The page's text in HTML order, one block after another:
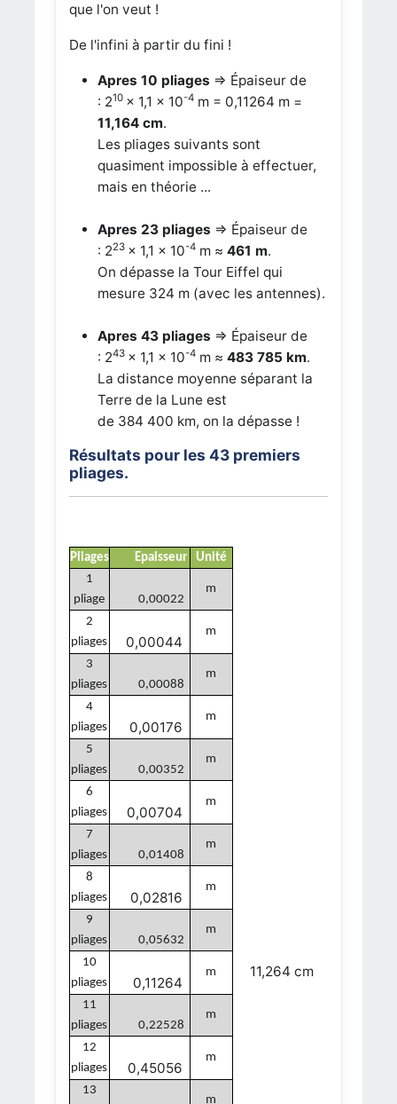
que l'on veut !
De l'infini à partir du fini !
Apres 10 pliages => Épaiseur de
: 210 × 1,1 × 10-4m = 0,11264 m =
11,164 cm.
Les pliages suivants sont
quasiment impossible à effectuer,
mais en théorie ...
Apres 23 pliages => Épaiseur de
: 223 × 1,1 × 10-4m ≈ 461 m.
On dépasse la Tour Eiffel qui
mesure 324 m (avec les antennes).
Apres 43 pliages => Épaiseur de
: 243 × 1,1 × 10-4m ≈ 483 785 km.
La distance moyenne séparant la
Terre de la Lune est
de 384 400 km, on la dépasse !
Résultats pour les 43 premiers
pliages.
Pliages Epaisseur
Unité
1
pliage
0,00022
m
2
pliages
0,00044
m
3
pliages
0,00088
m
4
pliages
0,00176
m
5
pliages
0,00352
m
6
pliages
0,00704
m
7
pliages
0,01408
m
8
pliages
0,02816
m
9
pliages
0,05632
m
10
pliages
0,11264
m 11,264 cm
11
pliages
0,22528
m
12
pliages
0,45056
m
13
m